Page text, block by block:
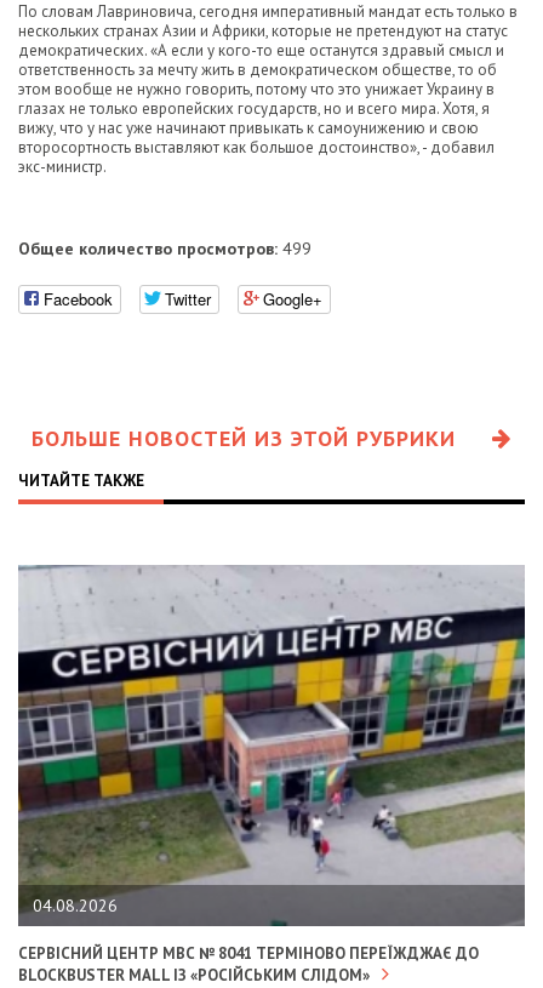
По словам Лавриновича, сегодня императивный мандат есть только в
нескольких странах Азии и Африки, которые не претендуют на статус
демократических. «А если у кого-то еще останутся здравый смысл и
ответственность за мечту жить в демократическом обществе, то об
этом вообще не нужно говорить, потому что это унижает Украину в
глазах не только европейских государств, но и всего мира. Хотя, я
вижу, что у нас уже начинают привыкать к самоунижению и свою
второсортность выставляют как большое достоинство», - добавил
экс-министр.
Общее количество просмотров: 499
Facebook Twitter Google+
БОЛЬШЕ НОВОСТЕЙ ИЗ ЭТОЙ РУБРИКИ
ЧИТАЙТЕ ТАКЖЕ
04.08.2026
СЕРВІСНИЙ ЦЕНТР МВС № 8041 ТЕРМІНОВО ПЕРЕЇЖДЖАЄ ДО
BLOCKBUSTER MALL ІЗ «РОСІЙСЬКИМ СЛІДОМ»